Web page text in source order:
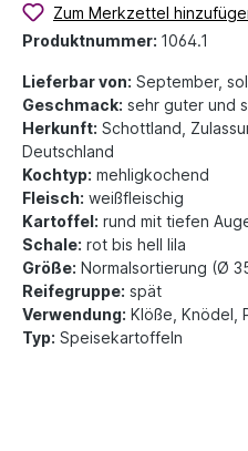
Zum Merkzettel
Produktnummer: 1064.1
Lieferbar von: September,
Geschmack: sehr guter und
Herkunft: Schottland,
Deutschland
Kochtyp: mehligkochend
Fleisch: weißfleischig
Kartoffel: rund mit tiefen
Schale: rot bis hell lila
Größe: Normalsortierung (Ø
Reifegruppe: spät
Verwendung: Klöße, Knödel,
Typ: Speisekartoffeln